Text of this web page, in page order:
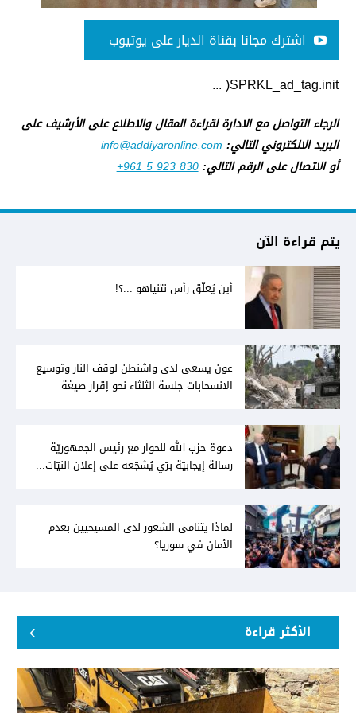
اشترك مجانا بقناة الديار على يوتيوب
SPRKL_ad_tag.init( ...
الرجاء التواصل مع الادارة لقراءة المقال والاطلاع على الأرشيف على
البريد الالكتروني التالي:info@addiyaronline.com
أو الاتصال على الرقم التالي:+961 5 923 830
يتم قراءة الآن
أين يُعلّق رأس نتنياهو ...؟!
عون يسعى لدى واشنطن لوقف النار وتوسيع
الانسحابات جلسة الثلثاء نحو إقرار صيغة
دعوة حزب الله للحوار مع رئيس الجمهوريّة
رسالة إيجابيّة برّي يُشجّعه على إعلان النيّات...
لماذا يتنامى الشعور لدى المسيحيين بعدم
الأمان في سوريا؟
الأكثر قراءة